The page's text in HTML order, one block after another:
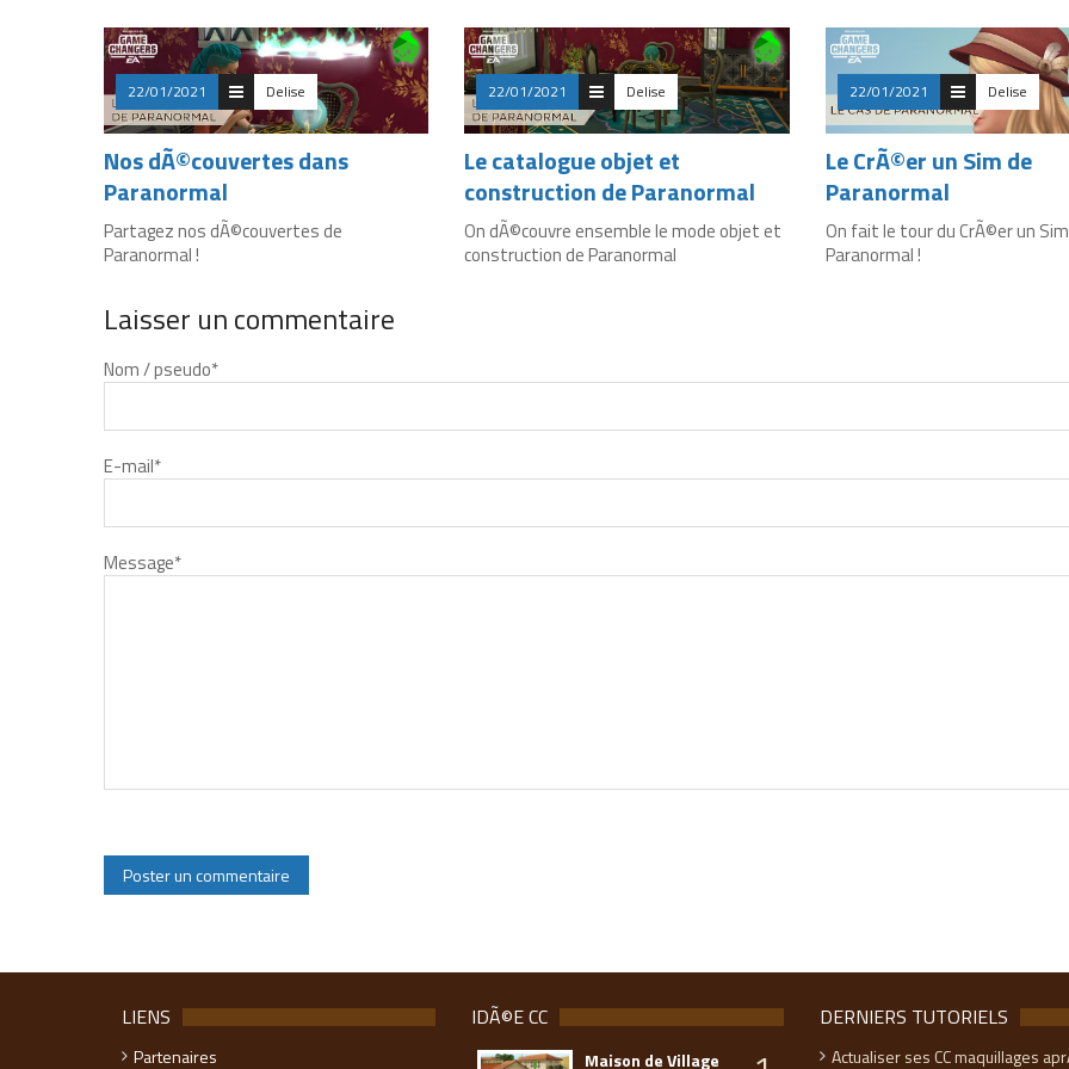
22/01/2021 Delise
Nos dÃ©couvertes dans
Paranormal
Partagez nos dÃ©couvertes de
Paranormal !
22/01/2021 Delise
Le catalogue objet et
construction de Paranormal
On dÃ©couvre ensemble le mode objet et
construction de Paranormal
22/01/2021 Delise
Le CrÃ©er un Sim de
Paranormal
On fait le tour du CrÃ©er un
Paranormal !
Laisser un commentaire
Nom / pseudo*
E-mail*
Message*
LIENS
Partenaires
IDÃ©E CC
Maison de Village
DERNIERS TUTORIELS
Actualiser ses CC maquillages